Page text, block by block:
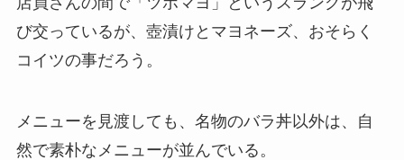
び交っているが、壺漬けとマヨネーズ、おそらく
コイツの事だろう。
メニューを見渡しても、名物のバラ丼以外は、自
然で素朴なメニューが並んでいる。